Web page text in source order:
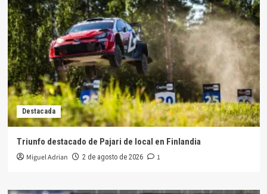
Destacada
Triunfo destacado de Pajari de local en Finlandia
Miguel Adrian 2 de agosto de 2026 1